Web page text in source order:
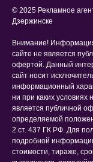
© 2025 Рекламное
Дзержинске
Внимание!
сайте не является
офертой. Данный
сайт носит
информационный
ни при каких условиях
является публичной
определяемой
2 ст. 437 ГК РФ. Для
подробной
стоимости, тираже,